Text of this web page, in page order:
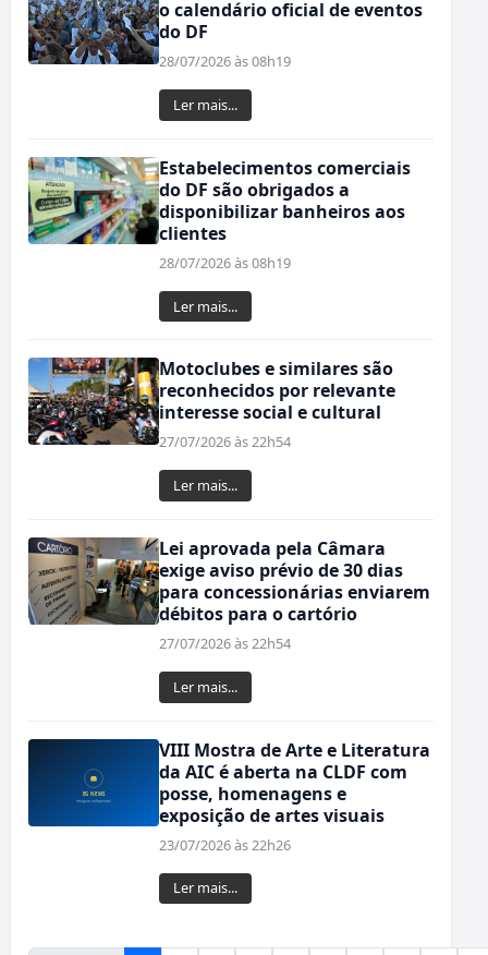
o calendário oficial de eventos
do DF
28/07/2026 às 08h19
Ler mais...
Estabelecimentos comerciais
do DF são obrigados a
disponibilizar banheiros aos
clientes
28/07/2026 às 08h19
Ler mais...
Motoclubes e similares são
reconhecidos por relevante
interesse social e cultural
27/07/2026 às 22h54
Ler mais...
Lei aprovada pela Câmara
exige aviso prévio de 30 dias
para concessionárias enviarem
débitos para o cartório
27/07/2026 às 22h54
Ler mais...
VIII Mostra de Arte e Literatura
da AIC é aberta na CLDF com
posse, homenagens e
exposição de artes visuais
23/07/2026 às 22h26
Ler mais...